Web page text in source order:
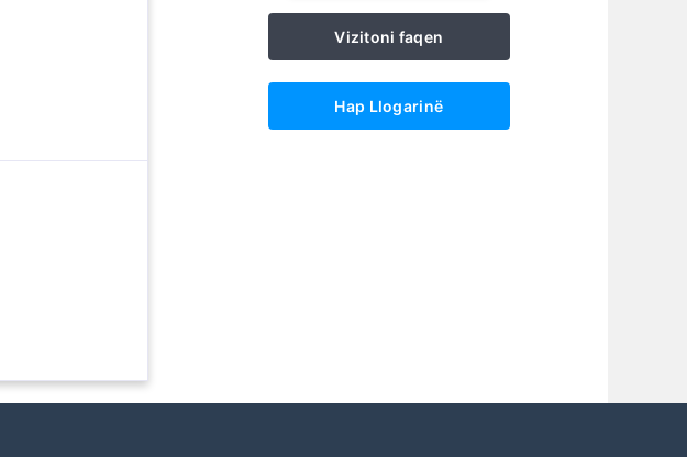
Vizitoni faqen
Hap Llogarinë